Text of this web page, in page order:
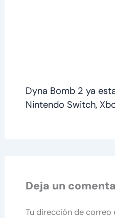
Dyna Bomb 2 ya
Nintendo Switch,
Deja un
Tu dirección de correo